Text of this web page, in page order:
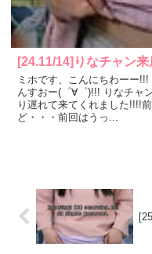
[24.11/14]りなチャン
ミホです、こんにちわーー
んすおー(゜∀゜)!!! りなチャ
り遅れて来てくれました!!!!
ど・・・前回はうっ...